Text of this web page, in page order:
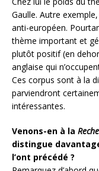
Gaulle. Autre
anti-européen.
thème important et
plutôt positif (en
anglaise qui
Ces corpus sont à la
parviendront
intéressantes.
Venons-en à la
distingue
l’ont précédé ?